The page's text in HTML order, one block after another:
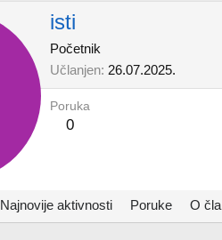
isti
Početnik
Učlanjen 26.07.2025.
Poruka
0
Najnovije aktivnosti Poruke O